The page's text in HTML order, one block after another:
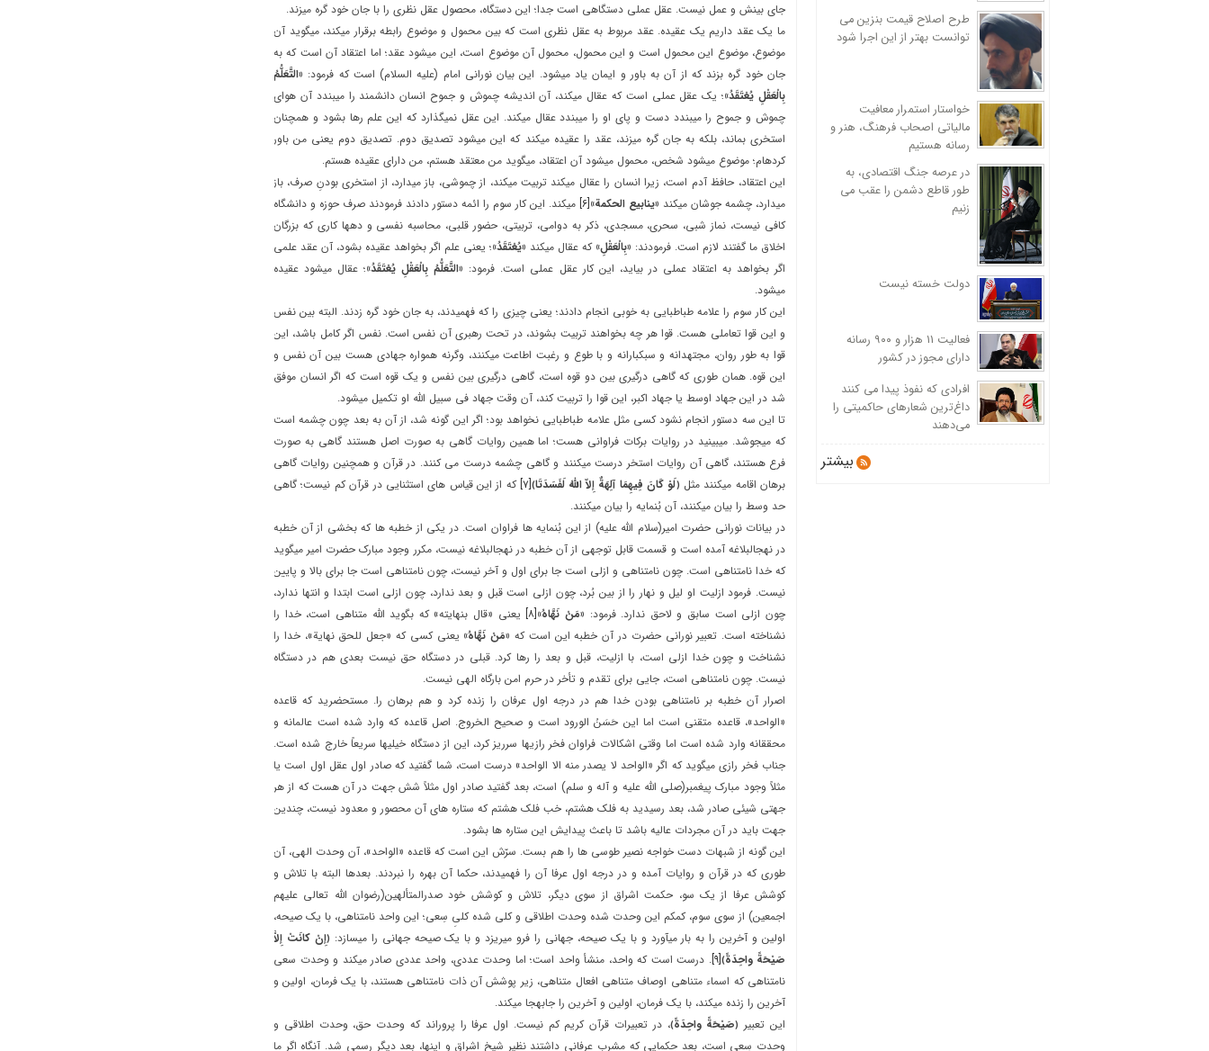
طرح اصلاح قیمت بنزین می
توانست بهتر از این اجرا شود
خواستار استمرار معافیت
مالیاتی اصحاب فرهنگ، هنر و
رسانه هستیم
در عرصه جنگ اقتصادی، به
طور قاطع دشمن را عقب می
زنیم
دولت خسته نیست
فعالیت 11 هزار و ۹۰۰ رسانه
دارای مجوز در کشور
افرادی که نفوذ پیدا می کنند
داغ‌ترین شعارهای حاکمیتی را
می‌دهند
بیشتر
جاي بينش و عمل نيست. عقل عملي دستگاهي است جدا؛ اين دستگاه، محصول عقل نظري را با جان خود گره ميزند.
ما يک عقد داريم يک عقيده. عقد مربوط به عقل نظري است که بين محمول و موضوع رابطه برقرار ميکند، ميگويد آن
موضوع، موضوع اين محمول است و اين محمول، محمول آن موضوع است، اين میشود عقد؛ اما اعتقاد آن است که به
جان خود گره بزند که از آن به باور و ايمان ياد ميشود. اين بيان نوراني امام (عليه السلام) است که فرمود: «التَّعَلُّمُ
بِالْعَقْلِ يُعْتَقَدُ»؛ يک عقل عملي است که عقال ميکند، آن انديشه چموش و جموح انسان دانشمند را ميبندد آن هواي
چموش و جموح را ميبندد دست و پاي او را ميبندد عقال ميکند. اين عقل نميگذارد که اين علم رها بشود و همچنان
استخري بماند، بلکه به جان گره ميزند، عقد را عقيده ميکند که اين ميشود تصديق دوم. تصديق دوم يعني من باور
کردهام؛ موضوع ميشود شخص، محمول ميشود آن اعتقاد، ميگويد من معتقد هستم، من داراي عقيده هستم.
اين اعتقاد، حافظ آدم است، زيرا انسان را عقال میکند تربيت میکند، از چموشي، باز میدارد، از استخري بودنِ صرف، باز
میدارد، چشمه جوشان میکند «ينابيع الحکمة»[۶]
میکند. اين کار سوم را ائمه دستور دادند فرمودند صرف حوزه و دانشگاه
کافي نيست، نماز شبي، سحري، مسجدي، ذکر به دوامي، تربيتي، حضور قلبي، محاسبه نفسي و دهها کاري که بزرگان
اخلاق ما گفتند لازم است. فرمودند: «بِالْعَقْلِ» که عقال ميکند «يُعْتَقَدُ»؛ يعني علم اگر بخواهد عقيده بشود، آن عقد علمي
اگر بخواهد به اعتقاد عملي در بيايد، اين کار عقل عملي است. فرمود: «التَّعَلُّمُ بِالْعَقْلِ يُعْتَقَدُ»؛ عقال ميشود عقيده
ميشود.
اين کار سوم را علامه طباطبايي به خوبي انجام دادند؛ يعنی چيزي را که فهميدند، به جان خود گره زدند. البته بين نفس
و اين قوا تعاملی هست. قوا هر چه بخواهند تربيت بشوند، در تحت رهبري آن نفس است. نفس اگر کامل باشد، اين
قوا به طور روان، مجتهدانه و سبکبارانه و با طوع و رغبت اطاعت ميکنند، وگرنه همواره جهادي هست بين آن نفس و
اين قوه. همان طوری که گاهي درگيري بين دو قوه است، گاهي درگيري بين نفس و يک قوه است که اگر انسان موفق
شد در اين جهاد اوسط يا جهاد اکبر، اين قوا را تربيت کند، آن وقت جهاد في سبيل الله او تکميل ميشود.
تا اين سه دستور انجام نشود کسي مثل علامه طباطبايي نخواهد بود؛ اگر اين گونه شد، از آن به بعد چون چشمه است
که ميجوشد. ميبينيد در روايات برکات فراواني هست؛ اما همين روايات گاهي به صورت اصل هستند گاهي به صورت
فرع هستند، گاهي آن روايات استخر درست ميکنند و گاهي چشمه درست مي کنند. در قرآن و همچنين روايات گاهي
برهان اقامه ميکنند مثل ﴿لَوْ كَانَ فِيهِمَا آلِهَةٌ إِلاّ اللَّهُ لَفَسَدَتَا﴾[۷]
که از اين قياس هاي استثنايي در قرآن کم نيست؛ گاهي
حد وسط را بيان ميکنند، آن بُنمايه را بيان ميکنند.
در بيانات نوراني حضرت امير(سلام الله عليه) از اين بُنمايه ها فراوان است. در يکی از خطبه ها که بخشي از آن خطبه
در نهجالبلاغه آمده است و قسمت قابل توجهي از آن خطبه در نهجالبلاغه نيست، مکرر وجود مبارک حضرت امير ميگويد
که خدا نامتناهي است. چون نامتناهي و ازلي است جا براي اول و آخر نيست، چون نامتناهي است جا براي بالا و پايين
نيست. فرمود ازليت او ليل و نهار را از بين بُرد، چون ازلي است قبل و بعد ندارد، چون ازلي است ابتدا و انتها ندارد،
چون ازلي است سابق و لاحق ندارد. فرمود: «مَنْ نَهَّاهُ»[۸]
يعني «قال بنهايته» که بگويد الله متناهي است، خدا را
نشناخته است. تعبير نوراني حضرت در آن خطبه اين است که «مَنْ نَهَّاهُ» يعني کسی که «جعل للحق نهاية»، خدا را
نشناخت و چون خدا ازلي است، با ازليت، قبل و بعد را رها کرد. قبلي در دستگاه حق نيست بعدي هم در دستگاه
نيست. چون نامتناهي است، جايي براي تقدم و تأخر در حرم امن بارگاه الهي نيست.
اصرار آن خطبه بر نامتناهي بودن خدا هم در درجه اول عرفان را زنده کرد و هم برهان را. مستحضريد که قاعده
«الواحد»، قاعده متقني است اما اين حَسَنُ الورود است و صحيح الخروج. اصل قاعده که وارد شده است عالمانه و
محققانه وارد شده است اما وقتي اشکالات فراوان فخر رازيها سرريز کرد، اين از دستگاه خيليها سريعاً خارج شده است.
جناب فخر رازي ميگويد که اگر «الواحد لا يصدر منه الا الواحد» درست است، شما گفتيد که صادر اول عقل اول است يا
مثلاً وجود مبارک پيغمبر(صلي الله عليه و آله و سلم) است، بعد گفتيد صادر اول مثلاً شش جهت در آن هست که از هر
جهتي شيئي صادر شد، بعد رسيديد به فلک هشتم، خب فلک هشتم که ستاره هاي آن محصور و معدود نيست، چندين
جهت بايد در آن مجردات عاليه باشد تا باعث پيدايش اين ستاره ها بشود.
اين گونه از شبهات دست خواجه نصير طوسي ها را هم بست. سرّش اين است که قاعده «الواحد»، آن وحدت الهي، آن
طوري که در قرآن و روايات آمده و در درجه اول عرفا آن را فهميدند، حکما آن بهره را نبردند. بعدها البته با تلاش و
کوشش عرفا از يک سو، حکمت اشراق از سوي ديگر، تلاش و کوشش خود صدرالمتألهين(رضوان الله تعالي عليهم
اجمعين) از سوي سوم، کمکم اين وحدت شده وحدت اطلاقي و کلي شده کليِ سِعي؛ اين واحد نامتناهي، با يک صيحه،
اولين و آخرين را به بار ميآورد و با يک صيحه، جهاني را فرو ميريزد و با يک صيحه جهاني را ميسازد: ﴿إِنْ كانَتْ إِلاَّ
صَيْحَةً واحِدَةً‏﴾[۹] . درست است که واحد، منشأ واحد است؛ اما وحدت عددي، واحد عددي صادر ميکند و وحدت سعي
نامتناهي که اسماء متناهي اوصاف متناهي افعال متناهي، زير پوشش آن ذات نامتناهي هستند، با يک فرمان، اولين و
آخرين را زنده ميکند، با يک فرمان، اولين و آخرين را جابهجا ميکند.
اين تعبير ﴿صَيْحَةً واحِدَةً‏﴾، در تعبيرات قرآن کريم کم نيست. اول عرفا را پروراند که وحدت حق، وحدت اطلاقي و
وحدت سِعي است، بعد حکمايي که مشرب عرفاني داشتند نظير شيخ اشراق و اينها، بعد ديگر رسمي شد. آنگاه اگر ما